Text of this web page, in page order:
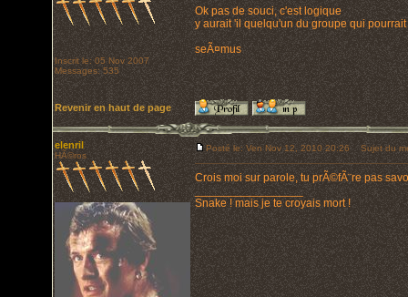
Inscrit le: 05 Nov 2007
Messages: 535
Ok pas de souci, c'est logique
y aurait 'il quelqu'un du groupe qui
seÃ¤mus
Revenir en haut de page
elenril
HÃ©ros
Posté le: Ven Nov 12, 2010 20:26 Sujet du
Crois moi sur parole, tu prÃ©fÃ¨re pas
_________________
Snake ! mais je te croyais mort !